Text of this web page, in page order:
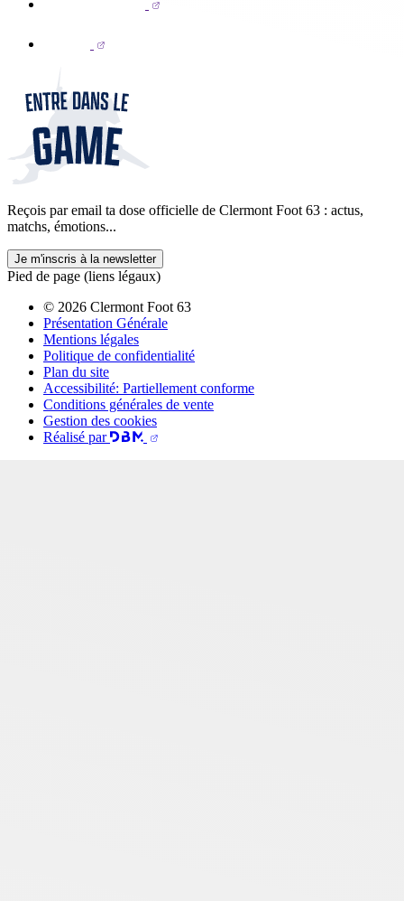
Reçois par email ta dose officielle de Clermont Foot 63 : actus,
matchs, émotions...
Je m'inscris à la newsletter
Pied de page (liens légaux)
© 2026 Clermont Foot 63
Présentation Générale
Mentions légales
Politique de confidentialité
Plan du site
Accessibilité: Partiellement conforme
Conditions générales de vente
Gestion des cookies
Réalisé par